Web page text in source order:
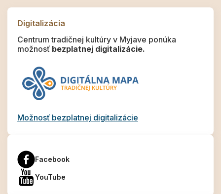
Digitalizácia
Centrum tradičnej kultúry v Myjave ponúka
možnosť bezplatnej digitalizácie.
Možnosť bezplatnej digitalizácie
Facebook
YouTube